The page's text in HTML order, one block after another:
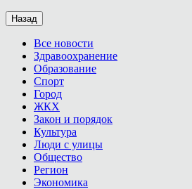
Назад
Все новости
Здравоохранение
Образование
Спорт
Город
ЖКХ
Закон и порядок
Культура
Люди с улицы
Общество
Регион
Экономика